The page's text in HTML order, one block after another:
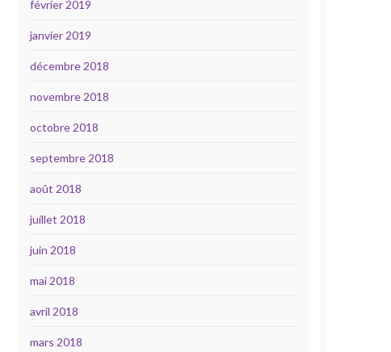
février 2019
janvier 2019
décembre 2018
novembre 2018
octobre 2018
septembre 2018
août 2018
juillet 2018
juin 2018
mai 2018
avril 2018
mars 2018